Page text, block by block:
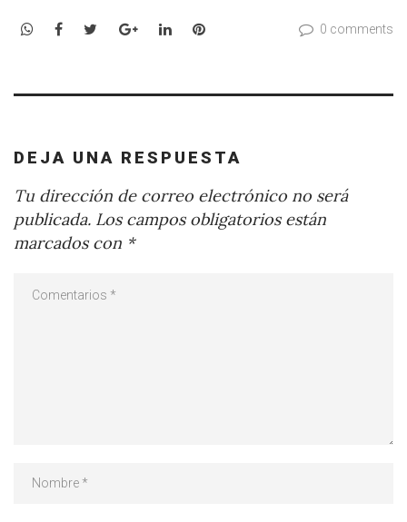
WhatsApp
Facebook
TwitterGoogle+LinkedInPinterest 0 comments
DEJA UNA RESPUESTA
Tu dirección de correo electrónico no será
publicada. Los campos obligatorios están
marcados con *